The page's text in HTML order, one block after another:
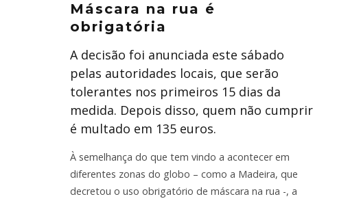
Máscara na rua é
obrigatória
A decisão foi anunciada este sábado
pelas autoridades locais, que serão
tolerantes nos primeiros 15 dias da
medida. Depois disso, quem não cumprir
é multado em 135 euros.
À semelhança do que tem vindo a acontecer em
diferentes zonas do globo – como a Madeira, que
decretou o uso obrigatório de máscara na rua -, a